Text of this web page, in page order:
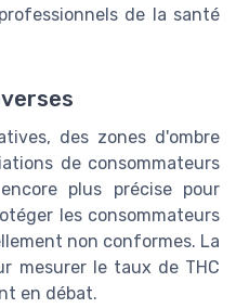
de la santé
des zones d'ombre
de consommateurs
plus précise pour
les consommateurs
non conformes. La
mesurer le taux de THC
en débat.